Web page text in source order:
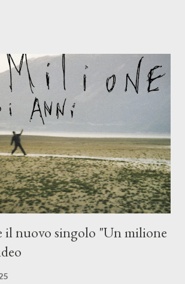
qui che il nostro inizia questo concept
ora è" , raccontando la separazione dalla
sconfitta e del caldo afoso che opprime,
sopraffazione: "Non so che ora è, che giorno
E' raro fare uscire come singolo una
il nuovo singolo "Un milione